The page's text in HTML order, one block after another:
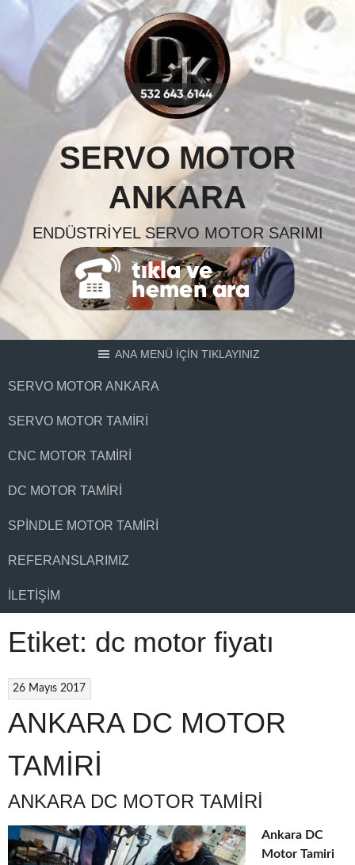
Skip
content
SERVO MOTOR
ANKARA
ENDÜSTRIYEL SERVO MOTOR SARIMI
ANA MENÜ İÇİN TIKLAYINIZ
SERVO MOTOR ANKARA
SERVO MOTOR TAMIRI
CNC MOTOR TAMIRI
DC MOTOR TAMIRI
SPINDLE MOTOR TAMIRI
REFERANSLARIMIZ
İLETIŞIM
Etiket: dc motor fiyatı
26 Mayıs 2017
ANKARA DC MOTOR
TAMİRİ
ANKARA DC MOTOR TAMİRİ
Ankara DC
Motor Tamiri